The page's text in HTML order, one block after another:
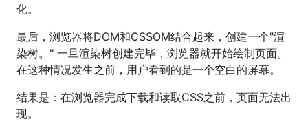
化。
最后，浏览器将DOM和CSSOM结合起来，创建一个"渲
染树。" 一旦渲染树创建完毕，浏览器就开始绘制页面。
在这种情况发生之前，用户看到的是一个空白的屏幕。
结果是：在浏览器完成下载和读取CSS之前，页面无法出
现。